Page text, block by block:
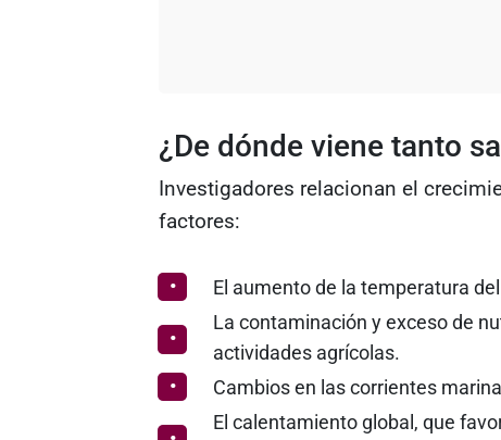
¿De dónde viene tanto
Investigadores relacionan el
factores:
El aumento de la temperatura
La contaminación y exceso de
actividades agrícolas.
Cambios en las corrientes
El calentamiento global, que